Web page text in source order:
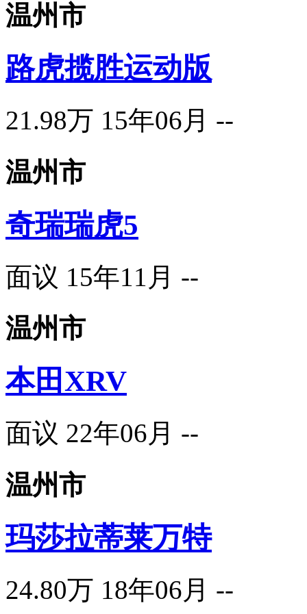
温州市
路虎揽胜运动版
21.98万 15年06月 --
温州市
奇瑞瑞虎5
面议 15年11月 --
温州市
本田XRV
面议 22年06月 --
温州市
玛莎拉蒂莱万特
24.80万 18年06月 --